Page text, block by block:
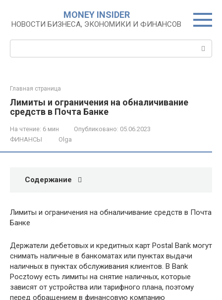
контенту
MONEY INSIDER
НОВОСТИ БИЗНЕСА, ЭКОНОМИКИ И ФИНАНСОВ
Главная страница
Лимиты и ограничения на обналичивание
средств в Почта Банке
На чтение: 6 мин Опубликовано: 05.06.2023
ФИНАНСЫ
Olga
Содержание
Лимиты и ограничения на обналичивание средств в Почта
Банке
Держатели дебетовых и кредитных карт Postal Bank могут
снимать наличные в банкоматах или пунктах выдачи
наличных в пунктах обслуживания клиентов. В Bank
Pocztowy есть лимиты на снятие наличных, которые
зависят от устройства или тарифного плана, поэтому
перед обращением в финансовую компанию